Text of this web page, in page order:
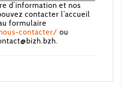
d’information et nos
contacter l’accueil
formulaire
contacter/ ou